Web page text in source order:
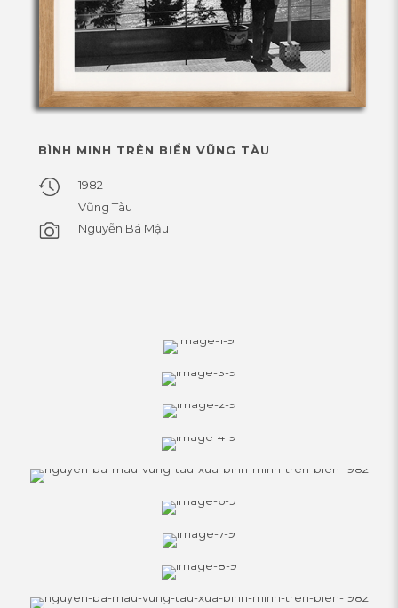
BÌNH MINH TRÊN BIỂN VŨNG TÀU
1982
Vũng Tàu
Nguyễn Bá Mậu